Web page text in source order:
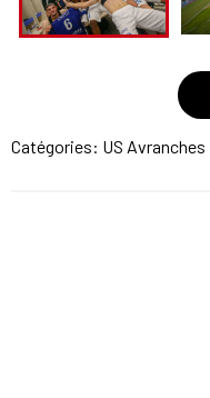
Catégories: US Avranches